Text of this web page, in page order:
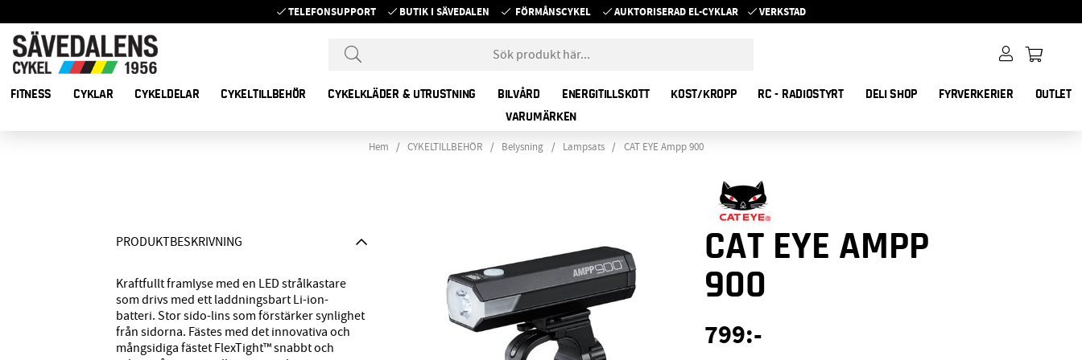
TELEFONSUPPORT BUTIK I SÄVEDALEN FÖRMÅNSCYKEL AUKTORISERAD EL-CYKLAR VERKSTAD
FITNESS CYKLAR CYKELDELAR CYKELTILLBEHÖR CYKELKLÄDER & UTRUSTNING BILVÅRD ENERGITILLSKOTT KOST/KROPP RC - RADIOSTYRT DELI SHOP FYRVERKERIER
OUTLET
VARUMÄRKEN
Hem CYKELTILLBEHÖR Belysning Lampsats CAT EYE Ampp 900
PRODUKTBESKRIVNING
Kraftfullt framlyse med en LED strålkastare
som drivs med ett laddningsbart Li-ion-
batteri. Stor sido-lins som förstärker synlighet
från sidorna. Fästes med det innovativa och
mångsidiga fästet FlexTight™ snabbt och
CAT EYE AMPP
900
799:-